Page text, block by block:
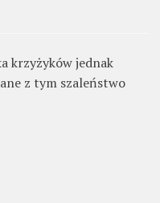
krzyżyków jednak
z tym szaleństwo